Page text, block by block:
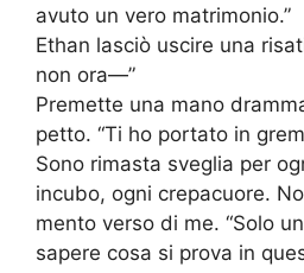
avuto un vero matrimonio.”
Ethan lasciò uscire una
non ora—”
Premette una mano
petto. “Ti ho portato in
Sono rimasta sveglia per
incubo, ogni crepacuore.
mento verso di me. “Solo
sapere cosa si prova in